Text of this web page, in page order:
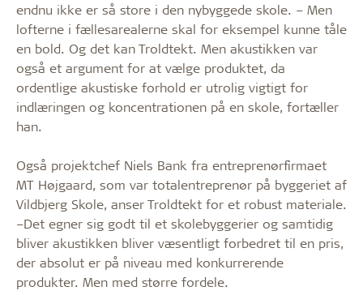
endnu ikke er så store i den nybyggede skole. – Men
lofterne i fællesarealerne skal for eksempel kunne tåle
en bold. Og det kan Troldtekt. Men akustikken var
også et argument for at vælge produktet, da
ordentlige akustiske forhold er utrolig vigtigt for
indlæringen og koncentrationen på en skole, fortæller
han.
Også projektchef Niels Bank fra entreprenørfirmaet
MT Højgaard, som var totalentreprenør på byggeriet af
Vildbjerg Skole, anser Troldtekt for et robust materiale.
–Det egner sig godt til et skolebyggerier og samtidig
bliver akustikken bliver væsentligt forbedret til en pris,
der absolut er på niveau med konkurrerende
produkter. Men med større fordele.